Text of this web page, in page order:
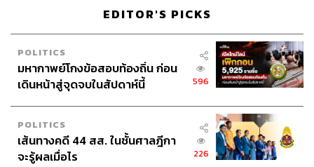
EDITOR'S PICKS
POLITICS
มหากาพย์โกงข้อสอบท้องถิ่น ก่อน
เดินหน้าสู่จุดจบในสัปดาห์นี้
596
POLITICS
เส้นทางคดี 44 สส. ในชั้นศาลฎีกา
จะรู้ผลเมื่อไร
226